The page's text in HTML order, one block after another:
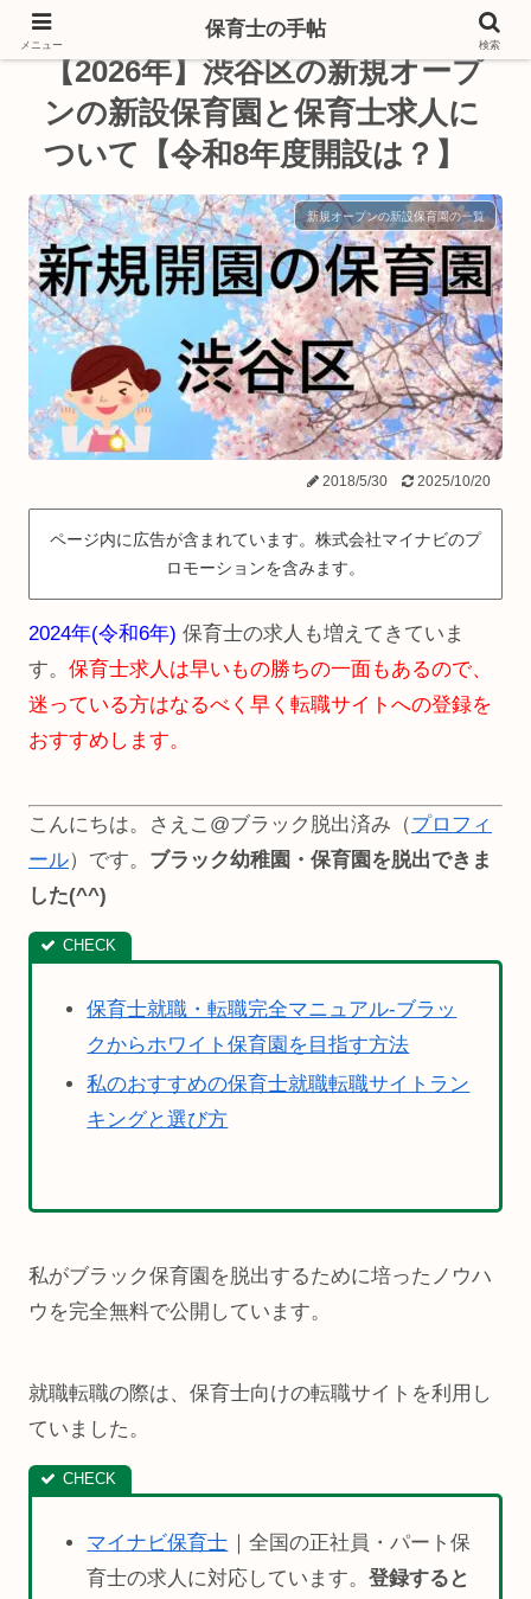
【2026年】渋谷区の新規オープ
ンの新設保育園と保育士求人に
ついて【令和8年度開設は？】
新規オープンの新設保育園の一覧
2018/5/30 2025/10/20
ページ内に広告が含まれています。株式会社マイナビのプ
ロモーションを含みます。
2024年(令和6年) 保育士の求人も増えてきていま
す。 保育士求人は早いもの勝ちの一面もあるので、
迷っている方はなるべく早く転職サイトへの登録を
おすすめします。
こんにちは。さえこ@ブラック脱出済み（プロフィ
ール）です。 ブラック幼稚園・保育園を脱出できま
した(^^)
保育士就職・転職完全マニュアル-ブラッ
クからホワイト保育園を目指す方法
私のおすすめの保育士就職転職サイトラン
キングと選び方
私がブラック保育園を脱出するために培ったノウハ
ウを完全無料で公開しています。
就職転職の際は、保育士向けの転職サイトを利用し
ていました。
マイナビ保育士 ｜全国の正社員・パート保
育士の求人に対応しています。登録すると
メニュー
保育士の手帖
検索